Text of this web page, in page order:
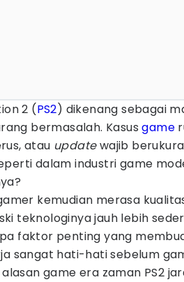
2 (PS2) dikenang sebagai
bermasalah. Kasusgame
atau updatewajib
dalam industri game
kemudian merasa
teknologinya jauh lebih
faktor penting yang
sangat hati-hati sebelum
game era zaman PS2